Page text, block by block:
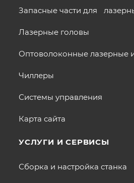
Запасные части для
Лазерные головы
Оптоволоконные лазерные
Чиллеры
Системы управления
Карта сайта
УСЛУГИ И СЕРВИСЫ
Сборка и настройка станка